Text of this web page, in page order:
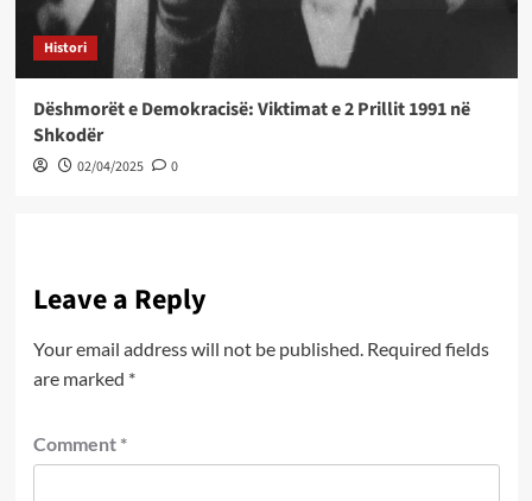
Histori
Dëshmorët e Demokracisë: Viktimat e 2 Prillit 1991 në
Shkodër
02/04/2025 0
Leave a Reply
Your email address will not be published. Required fields
are marked *
Comment *